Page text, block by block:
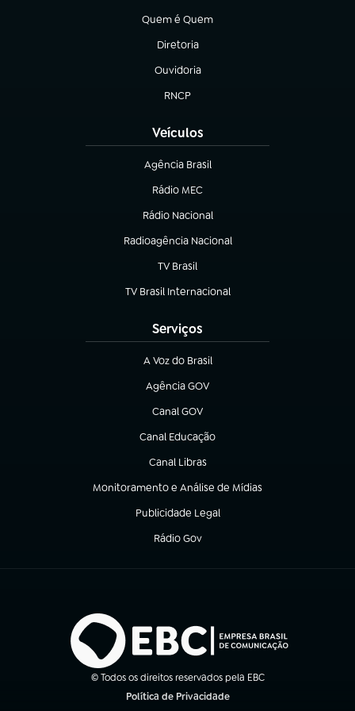
Quem é Quem
(abre em nova aba)
Diretoria
(abre em nova aba)
Ouvidoria
(abre em nova aba)
RNCP
(abre em nova aba)
Veículos
Agência Brasil
(abre em nova aba)
Rádio MEC
(abre em nova aba)
Rádio Nacional
Radioagência Nacional
(abre em nova aba)
TV Brasil
(abre em nova aba)
TV Brasil Internacional
(abre em nova aba)
Serviços
A Voz do Brasil
(abre em nova aba)
Agência GOV
(abre em nova aba)
Canal GOV
(abre em nova aba)
Canal Educação
(abre em nova aba)
Canal Libras
(abre em nova aba)
Monitoramento e Análise de Mídias
(abre em nova aba)
Publicidade Legal
(abre em nova aba)
Rádio Gov
(abre em nova aba)
© Todos os direitos reservados pela EBC
Política de Privacidade